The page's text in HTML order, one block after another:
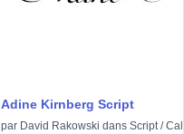
Adine Kirnberg Script
par David Rakowski dans Script/